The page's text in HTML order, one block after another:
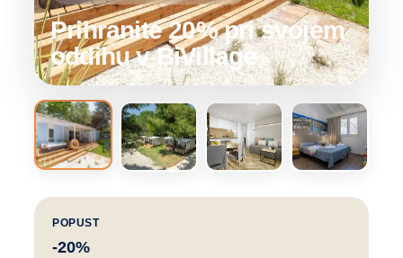
Prihranite 20% pri svojem
oddihu v BiVillage
POPUST
-20%